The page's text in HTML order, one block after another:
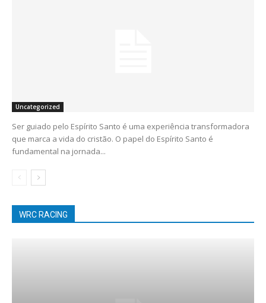
Uncategorized
Ser guiado pelo Espírito Santo é uma experiência transformadora
que marca a vida do cristão. O papel do Espírito Santo é
fundamental na jornada...
WRC RACING